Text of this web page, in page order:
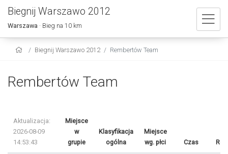
Biegnij Warszawo 2012
Warszawa · Bieg na 10 km
Biegnij Warszawo 2012 Rembertów Team
Rembertów Team
Aktualizacja:
2026-08-09
14:53:43
Miejsce
w
grupie
Klasyfikacja
ogólna
Miejsce
wg. płci
Czas